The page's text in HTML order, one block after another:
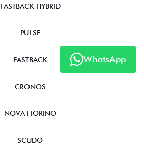
WhatsApp
FASTBACK HYBRID
PULSE
FASTBACK
CRONOS
NOVA FIORINO
SCUDO